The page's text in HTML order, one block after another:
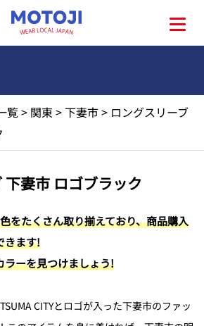
地元一覧
お問い合わせ
覧> 関東 >下妻市> ロングスリーブ
下妻市 ロゴブラック
をたくさん取り揃えており、商品購入
きます!
ラーを見つけましょう!
CITYとロゴが入った下妻市のファッ